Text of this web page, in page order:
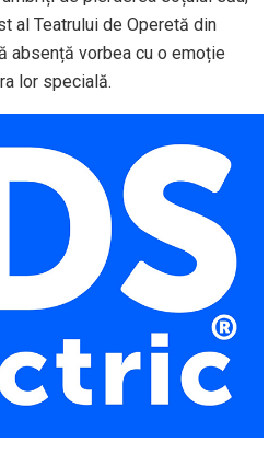
al Teatrului de Operetă din
absență vorbea cu o emoție
lor specială.